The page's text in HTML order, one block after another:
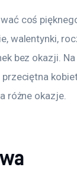
coś
walentynki,
bez okazji.
różne okazje.